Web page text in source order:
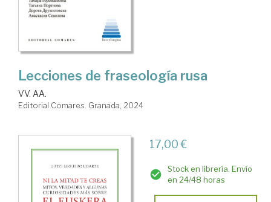
Lecciones de fraseología rusa
VV. AA.
Editorial Comares. Granada, 2024
17,00 €
Stock en librería. Envío
en 24/48 horas